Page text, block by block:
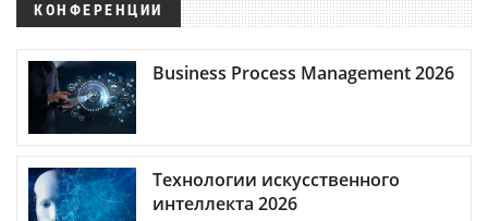
КОНФЕРЕНЦИИ
Business Process Management 2026
Технологии искусственного
интеллекта 2026